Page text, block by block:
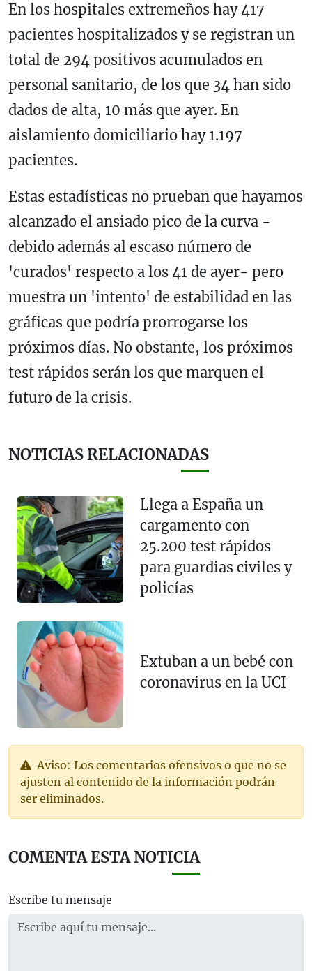
En los hospitales extremeños hay 417
pacientes hospitalizados y se registran un
total de 294 positivos acumulados en
personal sanitario, de los que 34 han sido
dados de alta, 10 más que ayer. En
aislamiento domiciliario hay 1.197
pacientes.
Estas estadísticas no prueban que hayamos
alcanzado el ansiado pico de la curva -
debido además al escaso número de
'curados' respecto a los 41 de ayer- pero
muestra un 'intento' de estabilidad en las
gráficas que podría prorrogarse los
próximos días. No obstante, los próximos
test rápidos serán los que marquen el
futuro de la crisis.
NOTICIAS RELACIONADAS
Llega a España un
cargamento con
25.200 test rápidos
para guardias civiles y
policías
Extuban a un bebé con
coronavirus en la UCI
Aviso: Los comentarios ofensivos o que no se
ajusten al contenido de la información podrán
ser eliminados.
COMENTA ESTA NOTICIA
Escribe tu mensaje